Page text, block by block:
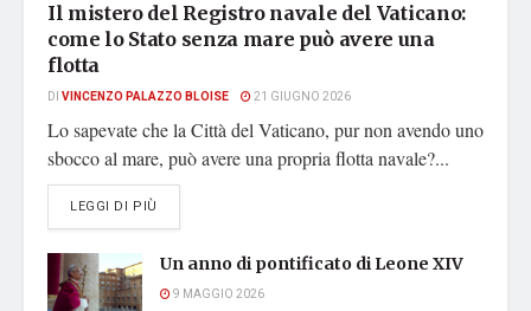
Il mistero del Registro navale del Vaticano:
come lo Stato senza mare può avere una
flotta
DI VINCENZO PALAZZO BLOISE 21 GIUGNO 2026
Lo sapevate che la Città del Vaticano, pur non avendo uno
sbocco al mare, può avere una propria flotta navale?...
LEGGI DI PIÙ
Un anno di pontificato di Leone XIV
9 MAGGIO 2026